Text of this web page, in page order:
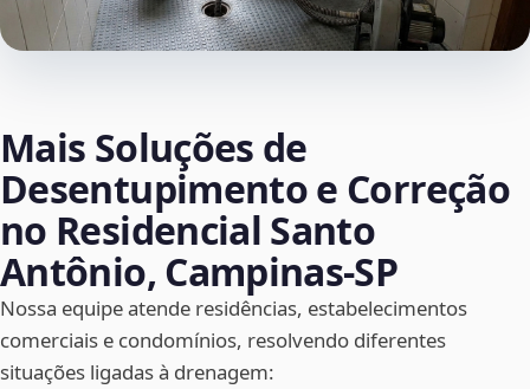
Mais Soluções de
Desentupimento e Correção
no Residencial Santo
Antônio, Campinas‑SP
Nossa equipe atende residências, estabelecimentos
comerciais e condomínios, resolvendo diferentes
situações ligadas à drenagem: